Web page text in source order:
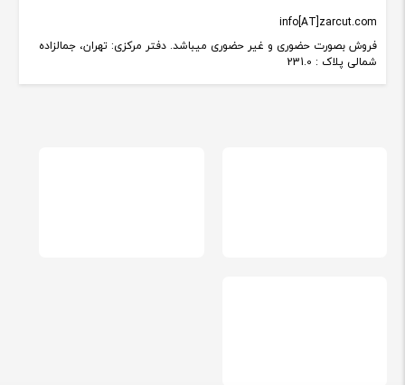
فروش بصورت حضوری و غیر حضوری میباشد. دفتر مرکزی: تهران، جمالزاده
شمالی پلاک : 231.0
info[AT]zarcut.com